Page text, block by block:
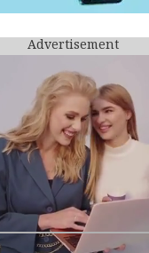
Advertisement